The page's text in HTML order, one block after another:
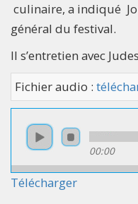
culinaire, a indiqué
général du festival.
Il s’entretien avec
Fichier audio :
00:00
Télécharger